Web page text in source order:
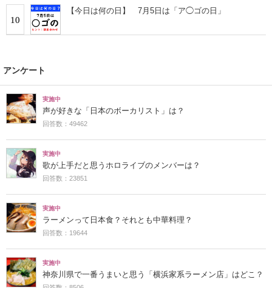
10
【今日は何の日】 7月5日は「ア◯ゴの日」
アンケート
実施中
声が好きな「日本のボーカリスト」は？
回答数：49462
実施中
歌が上手だと思うホロライブのメンバーは？
回答数：23851
実施中
ラーメンって日本食？それとも中華料理？
回答数：19644
実施中
神奈川県で一番うまいと思う「横浜家系ラーメン店」はどこ？